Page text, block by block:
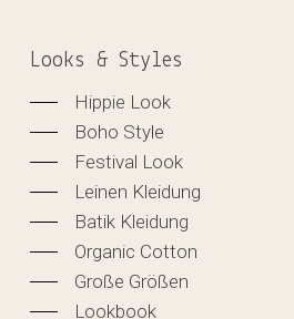
Looks & Styles
Hippie Look
Boho Style
Festival Look
Leinen Kleidung
Batik Kleidung
Organic Cotton
Große Größen
Lookbook